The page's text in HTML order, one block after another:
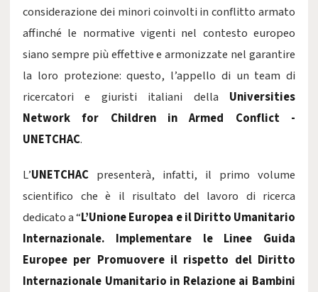
considerazione dei minori coinvolti in conflitto armato
affinché le normative vigenti nel contesto europeo
siano sempre più effettive e armonizzate nel garantire
la loro protezione: questo, l’appello di un team di
ricercatori e giuristi italiani della Universities
Network for Children in Armed Conflict -
UNETCHAC.
L’UNETCHAC presenterà, infatti, il primo volume
scientifico che è il risultato del lavoro di ricerca
dedicato a “L’Unione Europea e il Diritto Umanitario
Internazionale. Implementare le Linee Guida
Europee per Promuovere il rispetto del Diritto
Internazionale Umanitario in Relazione ai Bambini